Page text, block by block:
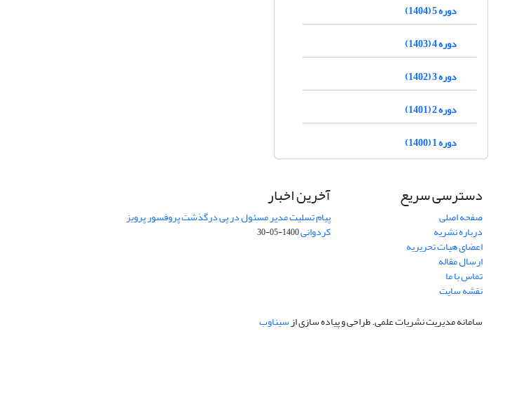
دوره 5 (1404)
دوره 4 (1403)
دوره 3 (1402)
دوره 2 (1401)
دوره 1 (1400)
دسترسی سریع
صفحه اصلی
درباره نشریه
اعضای هیات تحریریه
ارسال مقاله
تماس با ما
نقشه سایت
آخرین اخبار
پیام تسلیت مدیر مسئول در پی درگذشت پروفسور پرویز
کردوانی1400-05-30
سامانه مدیریت نشریات علمی.طراحی و پیاده سازی ازسیناوب